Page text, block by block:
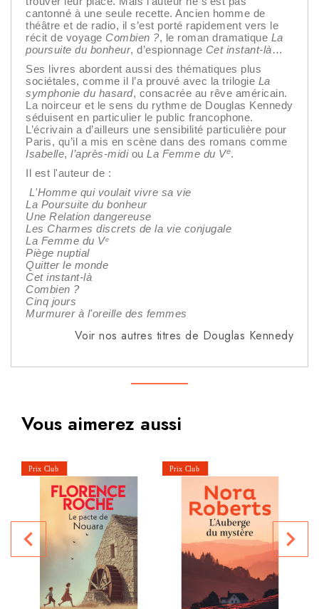
cantonné à une seule recette. Ancien homme de
théâtre et de radio, il s’est porté rapidement vers le
récit de voyage Combien ?, le roman dramatique La
poursuite du bonheur, d’espionnage Cet instant-là…
Ses livres abordent aussi des thématiques plus
sociétales, comme il l’a prouvé avec la trilogie La
symphonie du hasard, consacrée au rêve américain.
La noirceur et le sens du rythme de Douglas Kennedy
séduisent en particulier le public francophone.
L’écrivain a d’ailleurs une sensibilité particulière pour
Paris, qu’il a mis en scène dans des romans comme
Isabelle, l’après-midiou La Femme du Ve.
Il est l'auteur de :
L'Homme qui voulait vivre sa vie
La Poursuite du bonheur
Une Relation dangereuse
Les Charmes discrets de la vie conjugale
La Femme du Ve
Piège nuptial
Quitter le monde
Cet instant-là
Combien ?
Cinq jours
Murmurer à l'oreille des femmes
Voir nos autres titres de Douglas Kennedy
Vous aimerez aussi
navigate_before navigate_next